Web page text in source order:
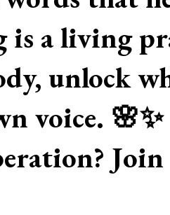
a living
unlock
voice.
Join